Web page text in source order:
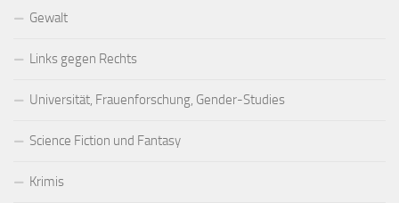
Gewalt
Links gegen Rechts
Universität, Frauenforschung, Gender-Studies
Science Fiction und Fantasy
Krimis